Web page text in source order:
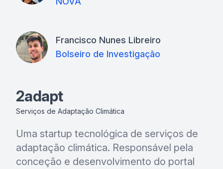
Francisco Nunes Libreiro
Bolseiro de Investigação
2adapt
Serviços de Adaptação Climática
Uma startup tecnológica de serviços de
adaptação climática. Responsável pela
conceção e desenvolvimento do portal